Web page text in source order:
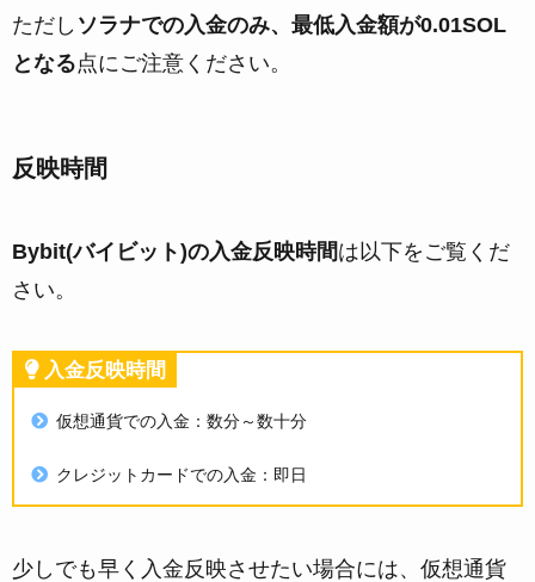
ただし ソラナでの入金のみ、最低入金額が0.01SOL
となる点にご注意ください。
反映時間
Bybit(バイビット)の入金反映時間は以下をご覧くだ
さい。
入金反映時間
仮想通貨での入金：数分～数十分
クレジットカードでの入金：即日
少しでも早く入金反映させたい場合には、仮想通貨